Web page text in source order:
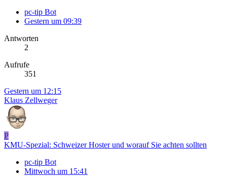
pc-tip Bot
Gestern um 09:39
Antworten
2
Aufrufe
351
Gestern um 12:15
Klaus Zellweger
P
KMU-Spezial: Schweizer Hoster und worauf Sie achten sollten
pc-tip Bot
Mittwoch um 15:41